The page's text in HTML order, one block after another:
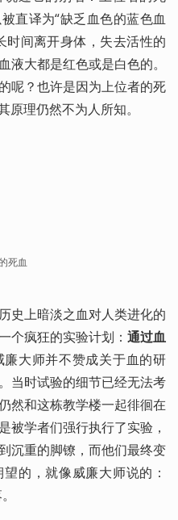
直译为“缺乏血色的蓝色血
时间离开身体，失去活性的
液大都是红色或是白色的。
呢？也许是因为上位者的死
原理仍然不为人所知。
死血
史上暗淡之血对人类进化的
个疯狂的实验计划： 通过血
廉大师并不赞成关于血的研
当时试验的细节已经无法考
然和这栋教学楼一起徘徊在
被学者们强行执行了实验，
沉重的脚镣，而他们最终变
的，就像威廉大师说的：